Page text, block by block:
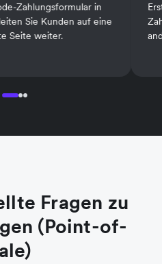
Zahlungsformular in
Sie Kunden auf eine
Seite weiter.
Fragen zu
(Point-of-